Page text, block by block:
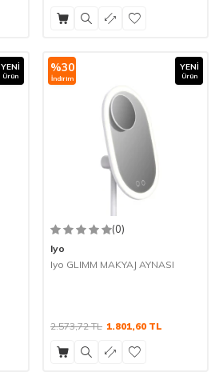
YENI
Ürün
%30
İndirim
YENI
Ürün
(0)
Iyo
Iyo GLIMM MAKYAJ AYNASI
2.573,72TL 1.801,60TL